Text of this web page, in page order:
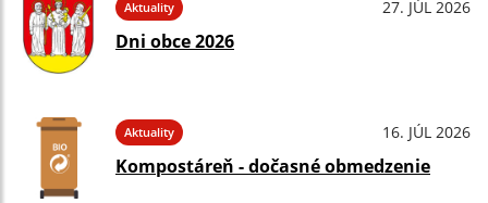
Aktuality 27. JÚL 2026
Dni obce 2026
Aktuality 16. JÚL 2026
Kompostáreň - dočasné obmedzenie